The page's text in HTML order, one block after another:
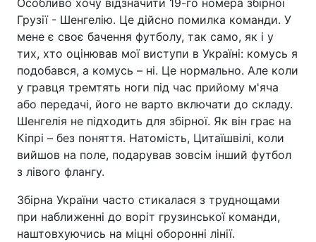
Особливо хочу відзначити 19-го номера збірної
Грузії - Шенгелію. Це дійсно помилка команди. У
мене є своє бачення футболу, так само, як і у
тих, хто оцінював мої виступи в Україні: комусь я
подобався, а комусь – ні. Це нормально. Але коли
у гравця тремтять ноги під час прийому м'яча
або передачі, його не варто включати до складу.
Шенгелія не підходить для збірної. Як він грає на
Кіпрі – без поняття. Натомість, Цитаїшвілі, коли
вийшов на поле, подарував зовсім інший футбол
з лівого флангу.
Збірна України часто стикалася з труднощами
при наближенні до воріт грузинської команди,
наштовхуючись на міцні оборонні лінії.